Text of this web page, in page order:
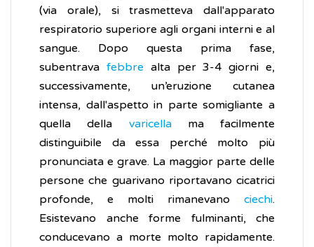
(via orale), si trasmetteva dall'apparato
respiratorio superiore agli organi interni e al
sangue. Dopo questa prima fase,
subentrava febbre alta per 3-4 giorni e,
successivamente, un’eruzione cutanea
intensa, dall'aspetto in parte somigliante a
quella della varicella ma facilmente
distinguibile da essa perché molto più
pronunciata e grave. La maggior parte delle
persone che guarivano riportavano cicatrici
profonde, e molti rimanevano ciechi.
Esistevano anche forme fulminanti, che
conducevano a morte molto rapidamente.